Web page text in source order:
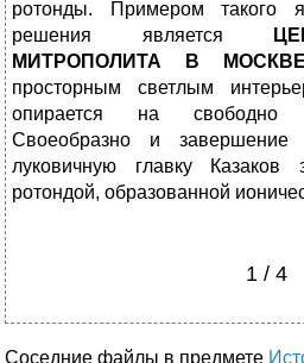
ротонды. Примером такого
решения является
МИТРОПОЛИТА
В МОСКВЕ
просторным светлым
опирается на свободно
Своеобразно и завершение
луковичную главку Казаков
ротондой, образованной
1 / 4
Соседние файлы в предмете